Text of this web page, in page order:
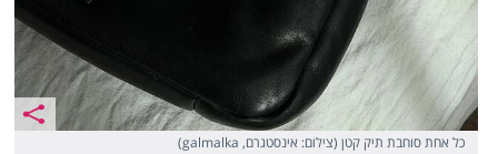
כל אחת סוחבת תיק קטן (צילום: אינסטגרם, galmalka)